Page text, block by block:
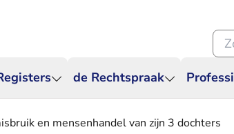
de Rechtspraak
en mensenhandel van zijn 3 dochters